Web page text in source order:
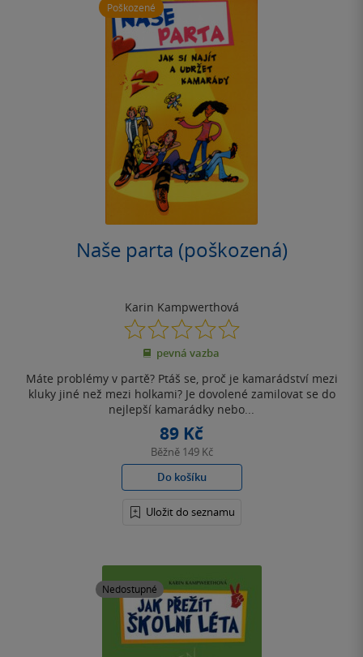
Poškozené
Naše parta (poškozená)
Karin Kampwerthová
0.0
z
5
pevná vazba
Máte problémy v partě? Ptáš se, proč je kamarádství mezi
kluky jiné než mezi holkami? Je dovolené zamilovat se do
nejlepší kamarádky nebo...
89 Kč
Běžně 149 Kč
Do košíku
Uložit do seznamu
Nedostupné